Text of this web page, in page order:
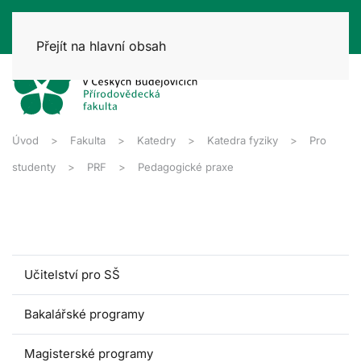
Přejít na hlavní obsah
Úvod Fakulta Katedry Katedra fyziky Pro
studenty PRF Pedagogické praxe
Učitelství pro SŠ
Bakalářské programy
Magisterské programy